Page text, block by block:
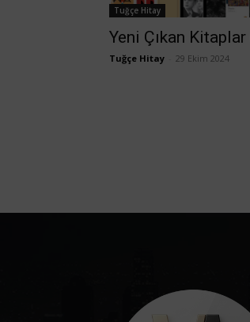
Tuğçe Hitay
Yeni Çıkan
Tuğçe Hitay 29 Ekim 2024